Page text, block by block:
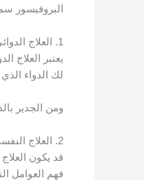
البروفيسور
1. العلاج الدوائي
يعتبر العلاج
لك الدواء
ومن الجدير
2. العلاج النفسي
قد يكون
فهم العوامل